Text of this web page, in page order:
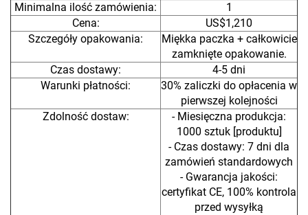
Minimalna ilość zamówienia:
1
Cena:
US$1,210
Szczegóły opakowania:
Miękka paczka + całkowicie
zamknięte opakowanie.
Czas dostawy:
4-5 dni
Warunki płatności:
30% zaliczki do opłacenia w
pierwszej kolejności
Zdolność dostaw:
- Miesięczna produkcja:
1000 sztuk [produktu]
- Czas dostawy: 7 dni dla
zamówień standardowych
- Gwarancja jakości:
certyfikat CE, 100% kontrola
przed wysyłką